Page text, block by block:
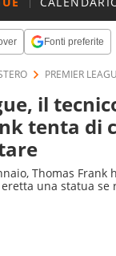
Fonti preferite
PREMIER
il
tenta di
Thomas Frank
una statua se